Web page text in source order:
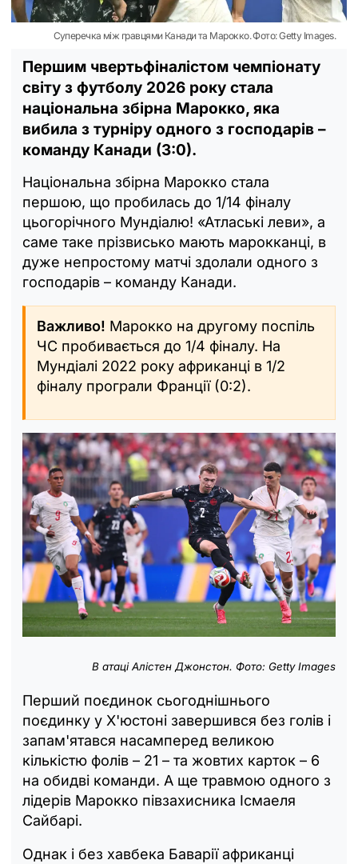
Суперечка між гравцями Канади та Марокко. Фото: Getty Images.
Першим чвертьфіналістом чемпіонату
світу з футболу 2026 року стала
національна збірна Марокко, яка
вибила з турніру одного з господарів –
команду Канади (3:0).
Національна збірна Марокко стала
першою, що пробилась до 1/14 фіналу
цьогорічного Мундіалю! «Атлаські леви», а
саме таке прізвисько мають марокканці, в
дуже непростому матчі здолали одного з
господарів – команду Канади.
Важливо! Марокко на другому поспіль
ЧС пробивається до 1/4 фіналу. На
Мундіалі 2022 року африканці в 1/2
фіналу програли Франції (0:2).
В атаці Алістен Джонстон. Фото: Getty Images
Перший поєдинок сьогоднішнього
поєдинку у Х'юстоні завершився без голів і
запам'ятався насамперед великою
кількістю фолів – 21 – та жовтих карток – 6
на обидві команди. А ще травмою одного з
лідерів Марокко півзахисника Ісмаеля
Сайбарі.
Однак і без хавбека Баварії африканці